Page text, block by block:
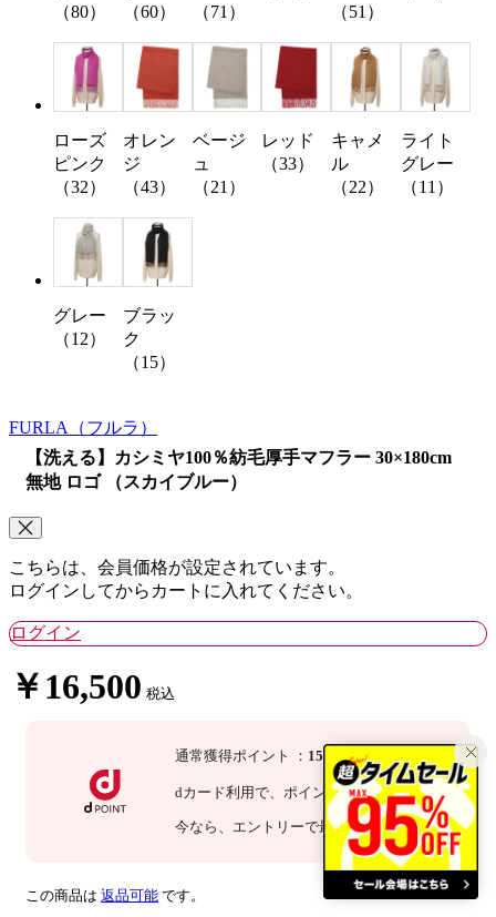
（80）
（60）
（71）
（51）
ローズ
ピンク
（32）
オレン
ジ
（43）
ベージ
ュ
（21）
レッド
（33）
キャメ
ル
（22）
ライト
グレー
（11）
グレー
（12）
ブラッ
ク
（15）
FURLA
（フルラ）
【洗える】カシミヤ100％紡毛厚手マフラー 30×180cm
無地 ロゴ （スカイブルー）
こちらは、会員価格が設定されています。
ログインしてからカートに入れてください。
ログイン
￥16,500 税込
通常獲得ポイント ： 150
dカード利用で、 ポイント 3倍 ：450P
今なら 、エントリーで最大 倍！ 詳細
この商品は 返品可能 です。